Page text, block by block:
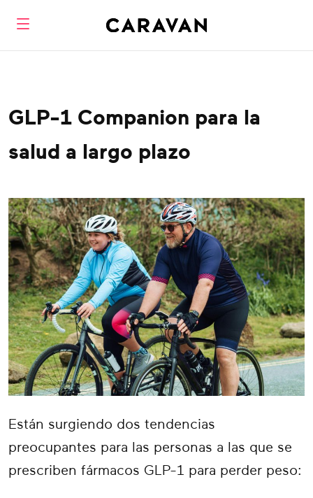
GLP-1 Companion para la
salud a largo plazo
Están surgiendo dos tendencias
preocupantes para las personas a las que se
prescriben fármacos GLP-1 para perder peso: